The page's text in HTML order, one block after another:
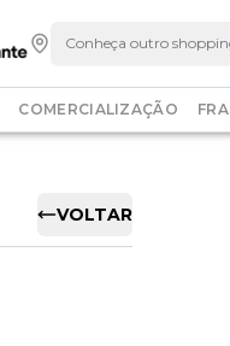
Conheça outro
COMERCIALIZAÇÃO
VOLTAR